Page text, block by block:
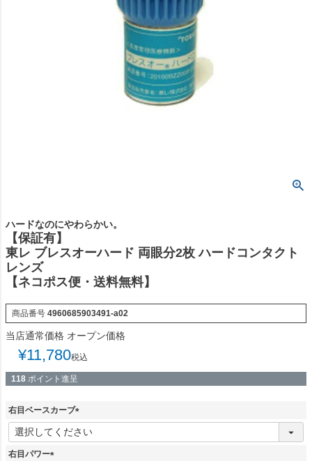
ハードなのにやわらかい。
【保証有】
東レ ブレスオーハード 両眼分2枚 ハードコンタクト
レンズ
【ネコポス便・送料無料】
商品番号 4960685903491-a02
当店通常価格 オープン価格
¥11,780税込
118 ポイント進呈
右目ベースカーブ
(
必
右目パワー